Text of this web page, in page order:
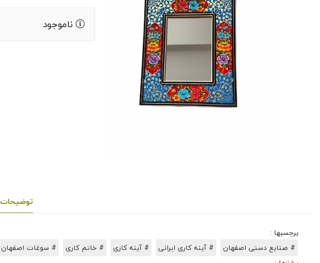
ناموجود
توضیحات
برچسبها :
# صنایع دستی اصفهان
# آینه کاری ایرانی # آینه کاری # خاتم کاری # سوغات اصفهان